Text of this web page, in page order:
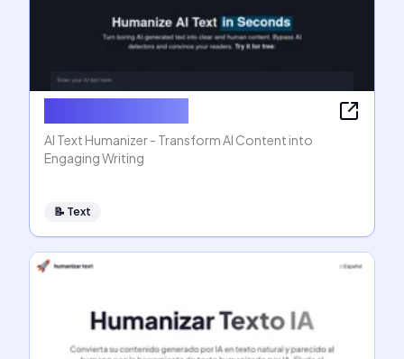
AI Text Humanizer - Transform AI Content into
Engaging Writing
📝 Text